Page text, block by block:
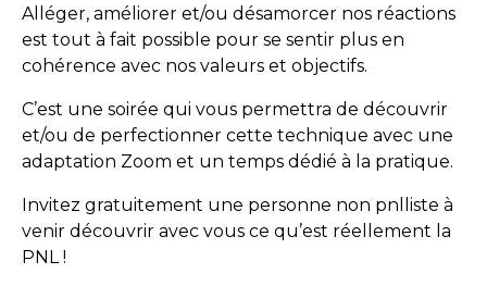
Alléger, améliorer et/ou désamorcer nos réactions
est tout à fait possible pour se sentir plus en
cohérence avec nos valeurs et objectifs.
C’est une soirée qui vous permettra de découvrir
et/ou de perfectionner cette technique avec une
adaptation Zoom et un temps dédié à la pratique.
Invitez gratuitement une personne non pnlliste à
venir découvrir avec vous ce qu’est réellement la
PNL !